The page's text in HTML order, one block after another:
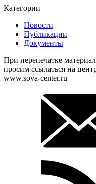
Категории
Новости
Публикации
Документы
При перепечатке
просим ссылаться на
www.sova-center.ru